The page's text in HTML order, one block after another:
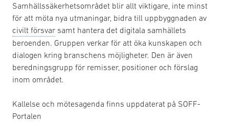
Samhällssäkerhetsområdet blir allt viktigare, inte minst
för att möta nya utmaningar, bidra till uppbyggnaden av
civilt försvar samt hantera det digitala samhällets
beroenden. Gruppen verkar för att öka kunskapen och
dialogen kring branschens möjligheter. Den är även
beredningsgrupp för remisser, positioner och förslag
inom området.
Kallelse och mötesagenda finns uppdaterat på SOFF-
Portalen